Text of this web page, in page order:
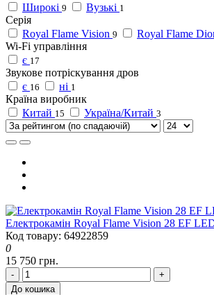
Широкі 9 Вузькі 1
Серія
Royal Flame Vision 9 Royal Flame
Wi-Fi управління
є 17
Звукове потріскування дров
є 16 ні 1
Країна виробник
Китай 15 Україна/Китай 3
Електрокамін Royal Flame Vision 28 EF
Код товару: 64922859
0
15 750 грн.
-
+
До кошика